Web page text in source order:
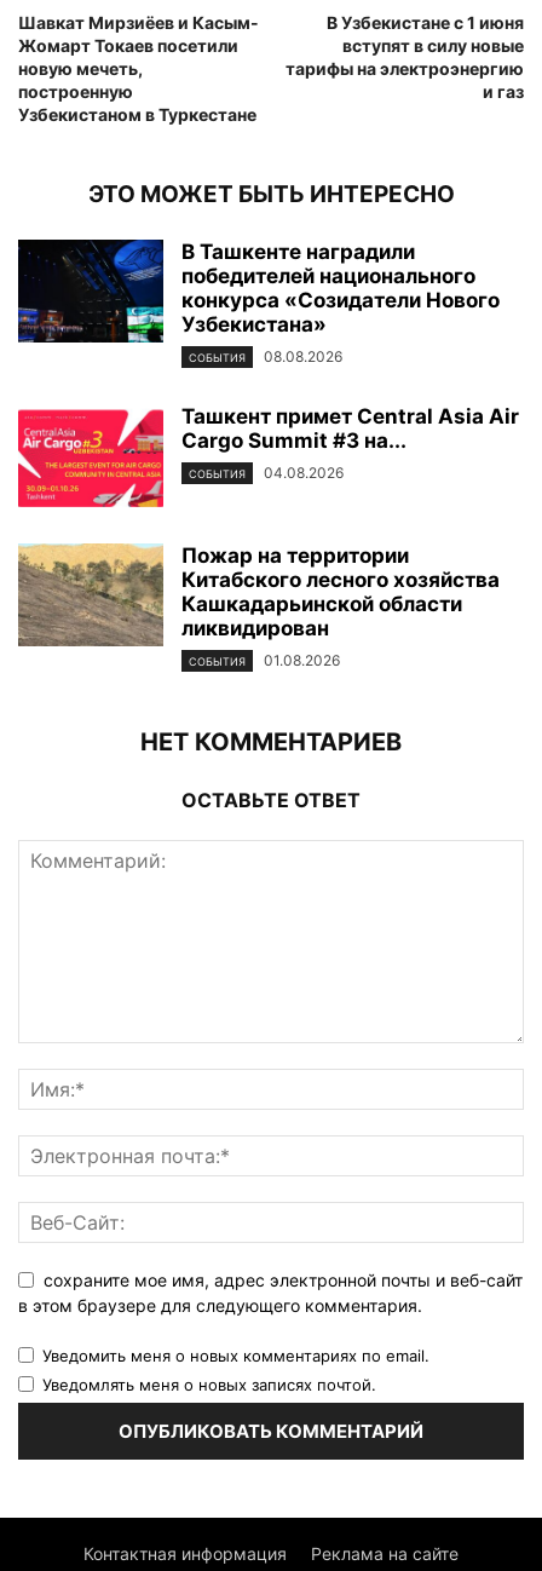
Шавкат Мирзиёев и Касым-
Жомарт Токаев посетили
новую мечеть,
построенную
Узбекистаном в Туркестане
В Узбекистане с 1 июня
вступят в силу новые
тарифы на электроэнергию
и газ
ЭТО МОЖЕТ БЫТЬ ИНТЕРЕСНО
В Ташкенте наградили
победителей национального
конкурса «Созидатели Нового
Узбекистана»
СОБЫТИЯ 08.08.2026
Ташкент примет Central Asia Air
Cargo Summit #3 на...
СОБЫТИЯ 04.08.2026
Пожар на территории
Китабского лесного хозяйства
Кашкадарьинской области
ликвидирован
СОБЫТИЯ 01.08.2026
НЕТ КОММЕНТАРИЕВ
ОСТАВЬТЕ ОТВЕТ
сохраните мое имя, адрес электронной почты и веб-сайт
в этом браузере для следующего комментария.
Уведомить меня о новых комментариях по email.
Уведомлять меня о новых записях почтой.
Контактная информация Реклама на сайте